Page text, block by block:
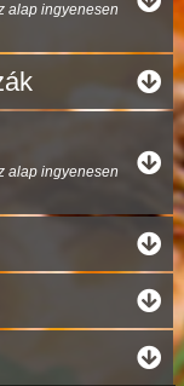
alap ingyenesen
alap ingyenesen